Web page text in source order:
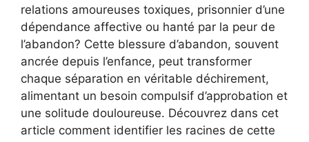
relations amoureuses toxiques, prisonnier d’une
dépendance affective ou hanté par la peur de
l’abandon? Cette blessure d’abandon, souvent
ancrée depuis l’enfance, peut transformer
chaque séparation en véritable déchirement,
alimentant un besoin compulsif d’approbation et
une solitude douloureuse. Découvrez dans cet
article comment identifier les racines de cette